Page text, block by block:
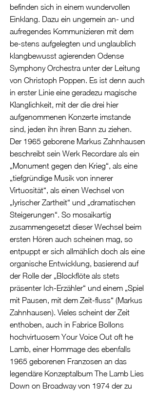
befinden sich in einem wundervollen
Einklang. Dazu ein ungemein an- und
aufregendes Kommunizieren mit dem
be-stens aufgelegten und unglaublich
klangbewusst agierenden Odense
Symphony Orchestra unter der Leitung
von Christoph Poppen. Es ist denn auch
in erster Linie eine geradezu magische
Klanglichkeit, mit der die drei hier
aufgenommenen Konzerte imstande
sind, jeden ihn ihren Bann zu ziehen.
Der 1965 geborene Markus Zahnhausen
beschreibt sein Werk Recordare als ein
„Monument gegen den Krieg“, als eine
„tiefgründige Musik von innerer
Virtuosität“, als einen Wechsel von
„lyrischer Zartheit“ und „dramatischen
Steigerungen“. So mosaikartig
zusammengesetzt dieser Wechsel beim
ersten Hören auch scheinen mag, so
entpuppt er sich allmählich doch als eine
organische Entwicklung, basierend auf
der Rolle der „Blockflöte als stets
präsenter Ich-Erzähler“ und einem „Spiel
mit Pausen, mit dem Zeit-fluss“ (Markus
Zahnhausen). Vieles scheint der Zeit
enthoben, auch in Fabrice Bollons
hochvirtuosem Your Voice Out oft he
Lamb, einer Hommage des ebenfalls
1965 geborenen Franzosen an das
legendäre Konzeptalbum The Lamb Lies
Down on Broadway von 1974 der zu